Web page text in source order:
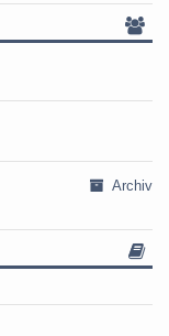
Archiv